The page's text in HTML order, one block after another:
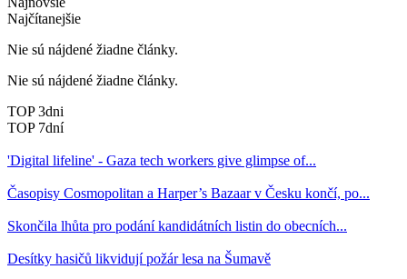
Najčítanejšie
Nie sú nájdené žiadne články.
Nie sú nájdené žiadne články.
TOP 3dni
TOP 7dní
'Digital lifeline' - Gaza tech workers give glimpse of...
Časopisy Cosmopolitan a Harper’s Bazaar v Česku končí, po...
Skončila lhůta pro podání kandidátních listin do obecních...
Desítky hasičů likvidují požár lesa na Šumavě